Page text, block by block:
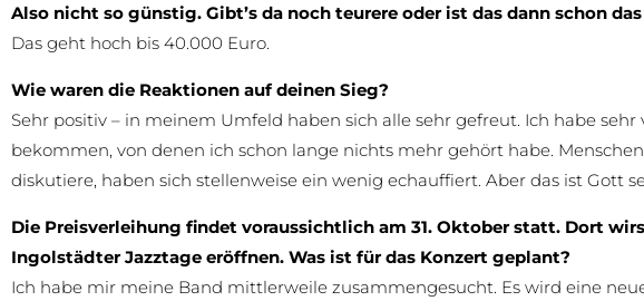
Also nicht so günstig. Gibt’s da noch teurere oder ist das dann schon
Das geht hoch bis 40.000 Euro.
Wie waren die Reaktionen auf deinen Sieg?
Sehr positiv – in meinem Umfeld haben sich alle sehr gefreut. Ich habe
bekommen, von denen ich schon lange nichts mehr gehört habe.
diskutiere, haben sich stellenweise ein wenig echauffiert. Aber das ist Gott
Die Preisverleihung findet voraussichtlich am 31. Oktober statt. Dort
Ingolstädter Jazztage eröffnen. Was ist für das Konzert geplant?
Ich habe mir meine Band mittlerweile zusammengesucht. Es wird eine